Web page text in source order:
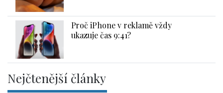
Proč iPhone v reklamě vždy
ukazuje čas 9:41?
Nejčtenější články